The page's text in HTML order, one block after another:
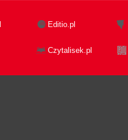
Editio.pl
Czytalisek.pl